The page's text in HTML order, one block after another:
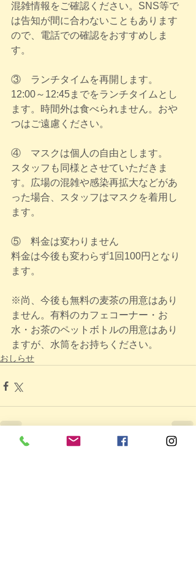
混雑情報をご確認ください。SNS等で
は告知が間に合わないこともあります
ので、電話での確認をおすすめしま
す。
③　ランチタイムを再開します。
12:00～12:45までをランチタイムとし
ます。時間外は食べられません。おや
つはご遠慮ください。
④　マスクは個人の自由とします。
スタッフも同様とさせていただきま
す。広場の混雑や感染再拡大などがあ
った場合、スタッフはマスクを着用し
ます。
⑤　料金は変わりません
料金は今後も変わらず1回100円となり
ます。
※尚、今後も無料の麦茶の用意はあり
ません。有料のカフェコーナー・お
水・お茶のペットボトルの用意はあり
ますが、水筒をお持ちください。
おしらせ